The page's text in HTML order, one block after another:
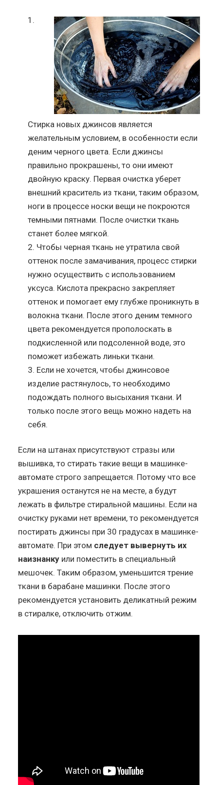
Стирка новых джинсов является
желательным условием, в особенности если
деним черного цвета. Если джинсы
правильно прокрашены, то они имеют
двойную краску. Первая очистка уберет
внешний краситель из ткани, таким образом,
ноги в процессе носки вещи не покроются
темными пятнами. После очистки ткань
станет более мягкой.
Чтобы черная ткань не утратила свой
оттенок после замачивания, процесс стирки
нужно осуществить с использованием
уксуса. Кислота прекрасно закрепляет
оттенок и помогает ему глубже проникнуть в
волокна ткани. После этого деним темного
цвета рекомендуется прополоскать в
подкисленной или подсоленной воде, это
поможет избежать линьки ткани.
Если не хочется, чтобы джинсовое
изделие растянулось, то необходимо
подождать полного высыхания ткани. И
только после этого вещь можно надеть на
себя.
Если на штанах присутствуют стразы или
вышивка, то стирать такие вещи в машинке-
автомате строго запрещается. Потому что все
украшения останутся не на месте, а будут
лежать в фильтре стиральной машины. Если на
очистку руками нет времени, то рекомендуется
постирать джинсы при 30 градусах в машинке-
автомате. При этом следует вывернуть их
наизнанку или поместить в специальный
мешочек. Таким образом, уменьшится трение
ткани в барабане машинки. После этого
рекомендуется установить деликатный режим
в стиралке, отключить отжим.